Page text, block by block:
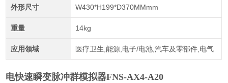
外形尺寸 W430*H199*D370MMmm
重量 14kg
应用领域 医疗卫生,能源,电子/电池,汽车及零部件,电气
电快速瞬变脉冲群模拟器FNS-AX4-A20